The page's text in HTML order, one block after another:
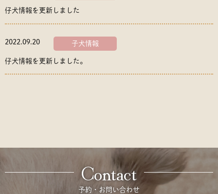
仔犬情報を更新しました
2022.09.20 子犬情報
仔犬情報を更新しました。
Contact
予約・お問い合わせ